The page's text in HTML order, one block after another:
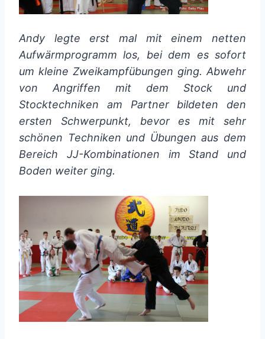
Andy legte erst mal mit einem netten
Aufwärmprogramm los, bei dem es sofort
um kleine Zweikampfübungen ging. Abwehr
von Angriffen mit dem Stock und
Stocktechniken am Partner bildeten den
ersten Schwerpunkt, bevor es mit sehr
schönen Techniken und Übungen aus dem
Bereich JJ-Kombinationen im Stand und
Boden weiter ging.